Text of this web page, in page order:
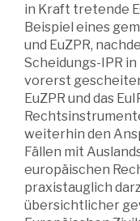
in Kraft tretende
Beispiel eines
und EuZPR,
Scheidungs-IPR
vorerst
EuZPR und das
weiterhin den
Fällen mit
europäischen
praxistauglich
übersichtlicher